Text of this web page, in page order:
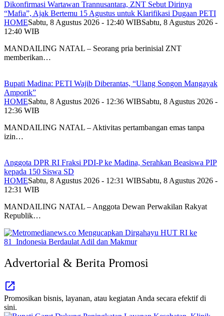
Dikonfirmasi Wartawan Trannusantara, ZNT Sebut Dirinya
“Mafia”, Ajak Bertemu 15 Agustus untuk Klarifikasi Dugaan PETI
HOMESabtu, 8 Agustus 2026 - 12:40 WIBSabtu, 8 Agustus 2026 -
12:40 WIB
MANDAILING NATAL – Seorang pria berinisial ZNT
memberikan…
Bupati Madina: PETI Wajib Diberantas, “Ulang Songon Mangayak
Amporik”
HOMESabtu, 8 Agustus 2026 - 12:36 WIBSabtu, 8 Agustus 2026 -
12:36 WIB
MANDAILING NATAL – Aktivitas pertambangan emas tanpa
izin…
Anggota DPR RI Fraksi PDI-P ke Madina, Serahkan Beasiswa PIP
kepada 150 Siswa SD
HOMESabtu, 8 Agustus 2026 - 12:31 WIBSabtu, 8 Agustus 2026 -
12:31 WIB
MANDAILING NATAL – Anggota Dewan Perwakilan Rakyat
Republik…
Advertorial & Berita Promosi
Promosikan bisnis, layanan, atau kegiatan Anda secara efektif di
sini.